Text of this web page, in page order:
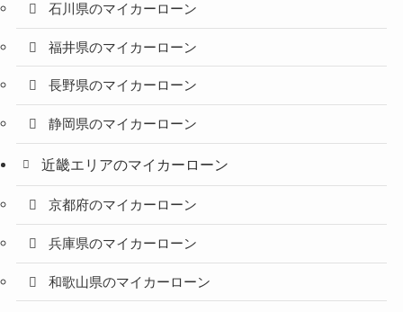
石川県のマイカーローン
福井県のマイカーローン
長野県のマイカーローン
静岡県のマイカーローン
近畿エリアのマイカーローン
京都府のマイカーローン
兵庫県のマイカーローン
和歌山県のマイカーローン